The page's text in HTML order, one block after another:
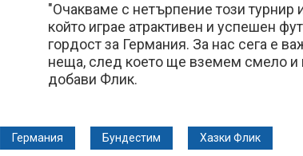
"Очакваме с нетърпение този турнир
който играе атрактивен и успешен
гордост за Германия. За нас сега е
неща, след което ще вземем смело
добави Флик.
Германия Бундестим Хазки Флик